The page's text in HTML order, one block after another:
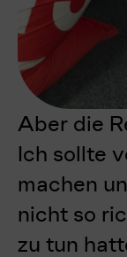
Aber die
Ich sollte
machen
nicht so
zu tun